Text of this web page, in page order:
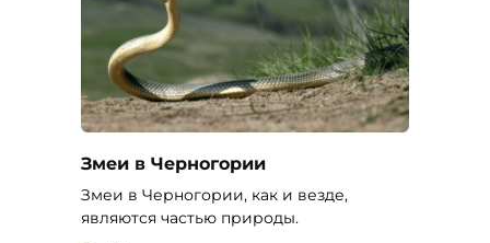
Змеи в Черногории
Змеи в Черногории, как и везде,
являются частью природы.